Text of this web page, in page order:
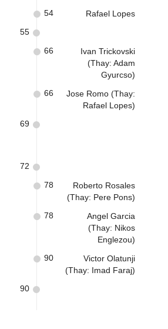
Rafael Lopes
54
55
Ivan Trickovski
(Thay: Adam
Gyurcso)
66
Jose Romo (Thay:
Rafael Lopes)
66
69
72
Roberto Rosales
(Thay: Pere Pons)
78
Angel Garcia
(Thay: Nikos
Englezou)
78
Victor Olatunji
(Thay: Imad Faraj)
90
90